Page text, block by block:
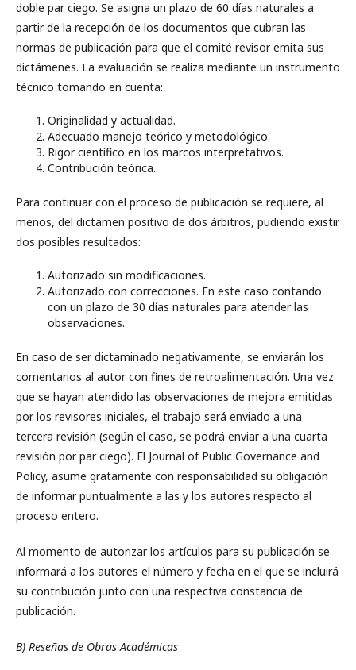
doble par ciego. Se asigna un plazo de 60 días naturales a
partir de la recepción de los documentos que cubran las
normas de publicación para que el comité revisor emita sus
dictámenes. La evaluación se realiza mediante un instrumento
técnico tomando en cuenta:
Originalidad y actualidad.
Adecuado manejo teórico y metodológico.
Rigor científico en los marcos interpretativos.
Contribución teórica.
Para continuar con el proceso de publicación se requiere, al
menos, del dictamen positivo de dos árbitros, pudiendo existir
dos posibles resultados:
Autorizado sin modificaciones.
Autorizado con correcciones. En este caso contando
con un plazo de 30 días naturales para atender las
observaciones.
En caso de ser dictaminado negativamente, se enviarán los
comentarios al autor con fines de retroalimentación. Una vez
que se hayan atendido las observaciones de mejora emitidas
por los revisores iniciales, el trabajo será enviado a una
tercera revisión (según el caso, se podrá enviar a una cuarta
revisión por par ciego). El Journal of Public Governance and
Policy, asume gratamente con responsabilidad su obligación
de informar puntualmente a las y los autores respecto al
proceso entero.
Al momento de autorizar los artículos para su publicación se
informará a los autores el número y fecha en el que se incluirá
su contribución junto con una respectiva constancia de
publicación.
B) Reseñas de Obras Académicas